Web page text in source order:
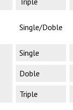
Single/Doble
Single
Doble
Triple